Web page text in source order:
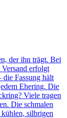
der ihn trägt. Bei
erfolgt
Fassung hält
Ehering. Die
Viele tragen
Die schmalen
silbrigen